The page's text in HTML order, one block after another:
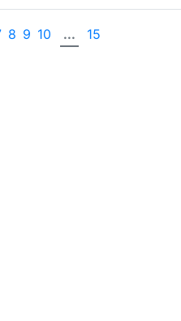
8 9 10 ... 15